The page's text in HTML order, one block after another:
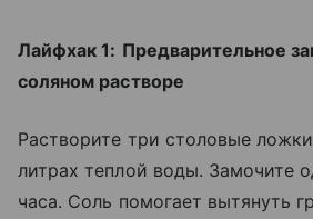
Лайфхак 1: Предварительное
соляном растворе
Растворите три столовые
литрах теплой воды. Замочите
часа. Соль помогает вытянуть